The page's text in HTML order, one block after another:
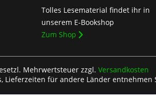
Tolles Lesematerial findet ihr in
unserem E-Bookshop
Zum Shop
Mehrwertsteuer zzgl. Versandkosten
für andere Länder entnehmen